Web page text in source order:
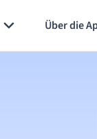
Über die